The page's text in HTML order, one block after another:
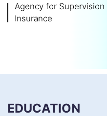
Agency for Supervision
Insurance
EDUCATION